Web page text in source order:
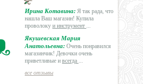
Ирина Котавина: Я так рада, что
нашла Ваш магазин! Купила
проволоку и инструмент ...
Якушевская Мария
Анатольевна: Очень понравился
магазинчик! Девочки очень
приветливые и всегда ...
все отзывы